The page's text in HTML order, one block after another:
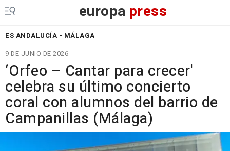
europa press
ES ANDALUCÍA - MÁLAGA
9 DE JUNIO DE 2026
‘Orfeo – Cantar para crecer'
celebra su último concierto
coral con alumnos del barrio de
Campanillas (Málaga)